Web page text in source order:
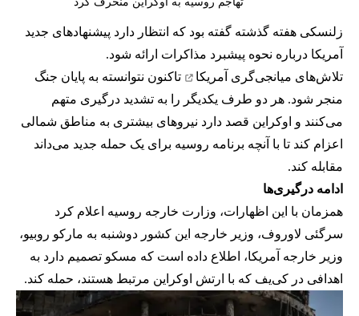
زلنسکی هفته گذشته گفته بود که انتظار دارد پیشنهادهای جدید
آمریکا درباره نحوه پیشبرد مذاکرات ارائه شود.
تلاش‌های میانجی‌گری آمریکا
تاکنون نتوانسته به پایان جنگ
منجر شود. هر دو طرف یکدیگر را به تشدید درگیری متهم
می‌کنند و اوکراین قصد دارد نیروهای بیشتری به مناطق شمالی
اعزام کند تا با آنچه برنامه روسیه برای یک حمله جدید می‌داند
مقابله کند.
ادامه درگیری‌ها
همزمان با این اظهارات، وزارت خارجه روسیه اعلام کرد
سرگئی لاوروف، وزیر خارجه این کشور دوشنبه به مارکو روبیو،
وزیر خارجه آمریکا، اطلاع داده است که مسکو تصمیم دارد به
اهدافی در کی‌یف که با ارتش اوکراین مرتبط هستند، حمله کند.